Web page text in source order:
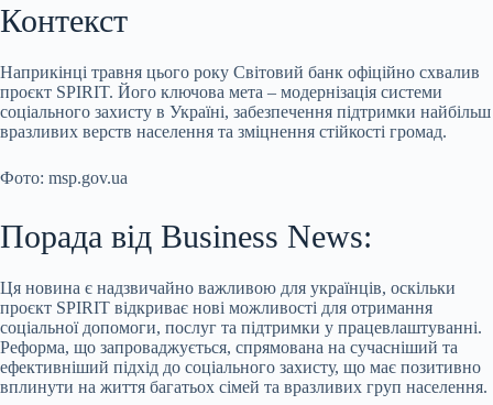
Контекст
Наприкінці травня цього року Світовий банк офіційно схвалив
проєкт SPIRIT. Його ключова мета – модернізація системи
соціального захисту в Україні, забезпечення підтримки найбільш
вразливих верств населення та зміцнення стійкості громад.
Фото: msp.gov.ua
Порада від Business News:
Ця новина є надзвичайно важливою для українців, оскільки
проєкт SPIRIT відкриває нові можливості для отримання
соціальної допомоги, послуг та підтримки у працевлаштуванні.
Реформа, що запроваджується, спрямована на сучасніший та
ефективніший підхід до соціального захисту, що має позитивно
вплинути на життя багатьох сімей та вразливих груп населення.